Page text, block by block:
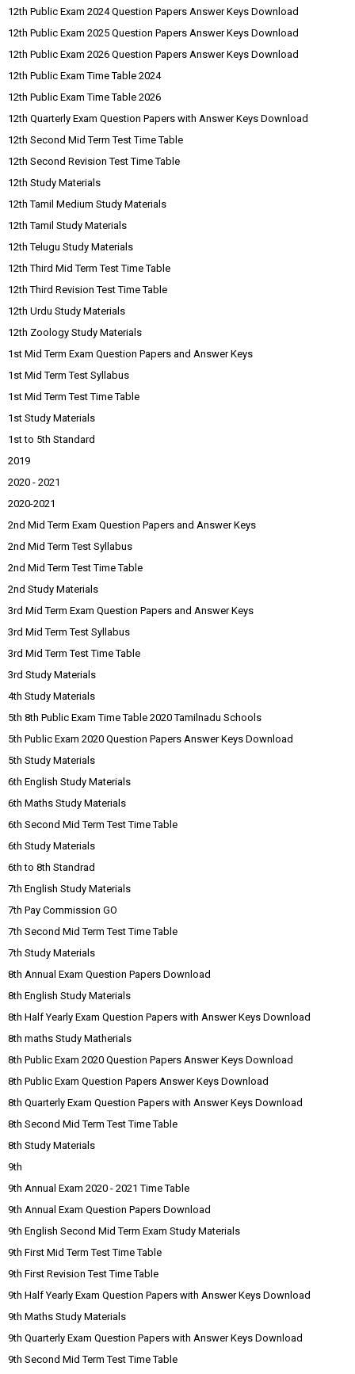
12th Public Exam 2024 Question Papers Answer Keys Download
12th Public Exam 2025 Question Papers Answer Keys Download
12th Public Exam 2026 Question Papers Answer Keys Download
12th Public Exam Time Table 2024
12th Public Exam Time Table 2026
12th Quarterly Exam Question Papers with Answer Keys Download
12th Second Mid Term Test Time Table
12th Second Revision Test Time Table
12th Study Materials
12th Tamil Medium Study Materials
12th Tamil Study Materials
12th Telugu Study Materials
12th Third Mid Term Test Time Table
12th Third Revision Test Time Table
12th Urdu Study Materials
12th Zoology Study Materials
1st Mid Term Exam Question Papers and Answer Keys
1st Mid Term Test Syllabus
1st Mid Term Test Time Table
1st Study Materials
1st to 5th Standard
2019
2020 - 2021
2020-2021
2nd Mid Term Exam Question Papers and Answer Keys
2nd Mid Term Test Syllabus
2nd Mid Term Test Time Table
2nd Study Materials
3rd Mid Term Exam Question Papers and Answer Keys
3rd Mid Term Test Syllabus
3rd Mid Term Test Time Table
3rd Study Materials
4th Study Materials
5th 8th Public Exam Time Table 2020 Tamilnadu Schools
5th Public Exam 2020 Question Papers Answer Keys Download
5th Study Materials
6th English Study Materials
6th Maths Study Materials
6th Second Mid Term Test Time Table
6th Study Materials
6th to 8th Standrad
7th English Study Materials
7th Pay Commission GO
7th Second Mid Term Test Time Table
7th Study Materials
8th Annual Exam Question Papers Download
8th English Study Materials
8th Half Yearly Exam Question Papers with Answer Keys Download
8th maths Study Matherials
8th Public Exam 2020 Question Papers Answer Keys Download
8th Public Exam Question Papers Answer Keys Download
8th Quarterly Exam Question Papers with Answer Keys Download
8th Second Mid Term Test Time Table
8th Study Materials
9th
9th Annual Exam 2020 - 2021 Time Table
9th Annual Exam Question Papers Download
9th English Second Mid Term Exam Study Materials
9th First Mid Term Test Time Table
9th First Revision Test Time Table
9th Half Yearly Exam Question Papers with Answer Keys Download
9th Maths Study Materials
9th Quarterly Exam Question Papers with Answer Keys Download
9th Second Mid Term Test Time Table